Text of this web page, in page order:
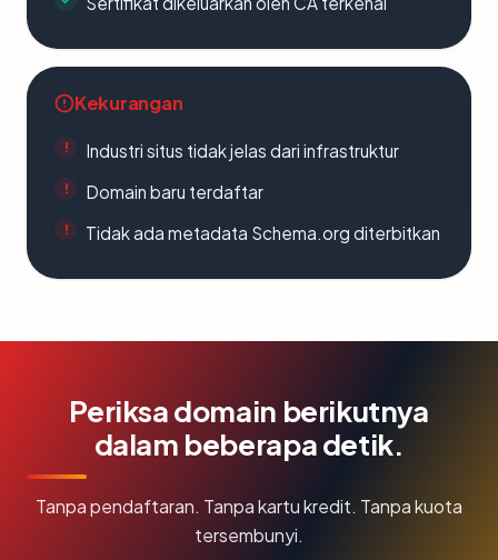
Kekurangan
Industri situs tidak jelas dari infrastruktur
Domain baru terdaftar
Tidak ada metadata Schema.org diterbitkan
Periksa domain berikutnya
dalam beberapa detik.
Tanpa pendaftaran. Tanpa kartu kredit. Tanpa kuota
tersembunyi.